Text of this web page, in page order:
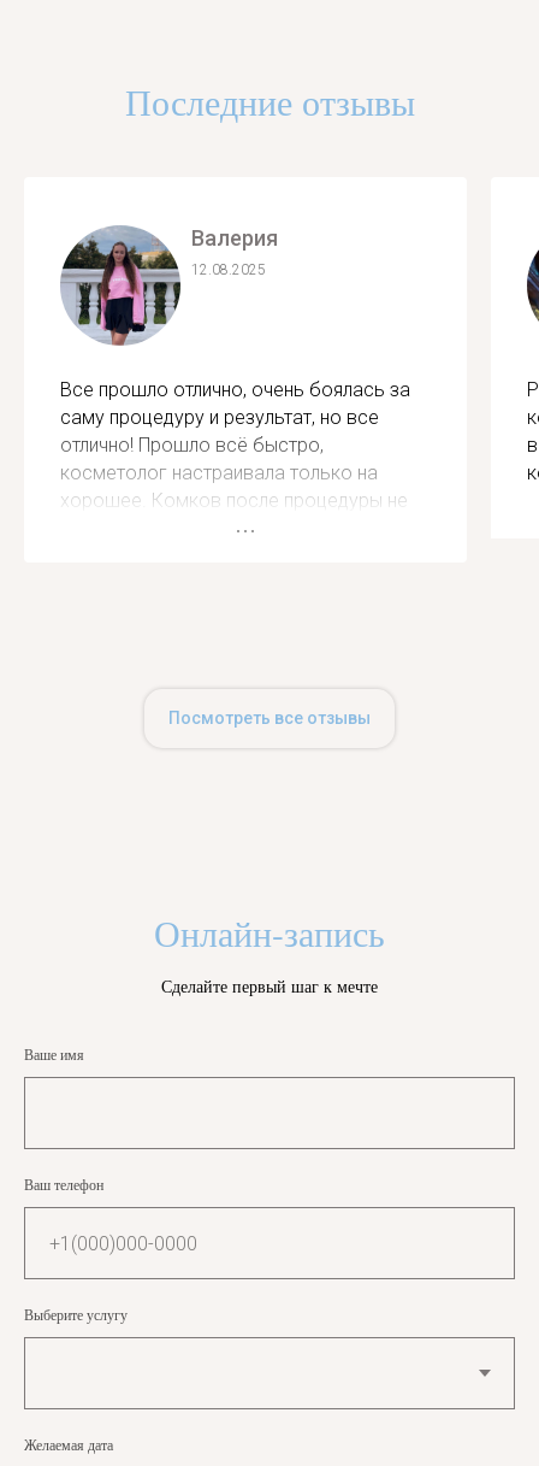
Последние отзывы
Валерия
12.08.2025
Все прошло отлично, очень боялась за
саму процедуру и результат, но все
отлично! Прошло всё быстро,
косметолог настраивала только на
хорошее. Комков после процедуры не
было, отек тоже быстро ушел, губки как
Посмотреть все отзывы
Онлайн-запись
Сделайте первый шаг к мечте
Ваше имя
Ваш телефон
Выберите услугу
Желаемая дата